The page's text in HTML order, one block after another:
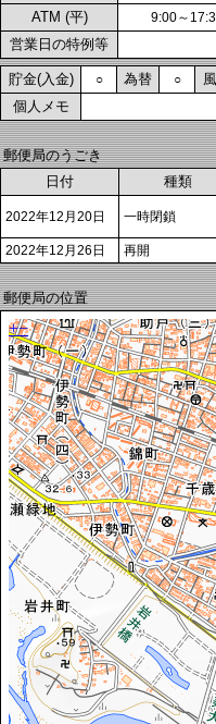
ATM (平) 9:00～
営業日の特例等
貯金(入金) ○ 為替 ○
個人メモ
郵便局のうごき
日付
種類
2022年12月20日 一時閉鎖
2022年12月26日
再開
郵便局の位置